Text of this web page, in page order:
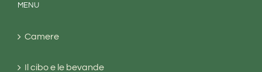
MENU
Camere
Il cibo e le bevande